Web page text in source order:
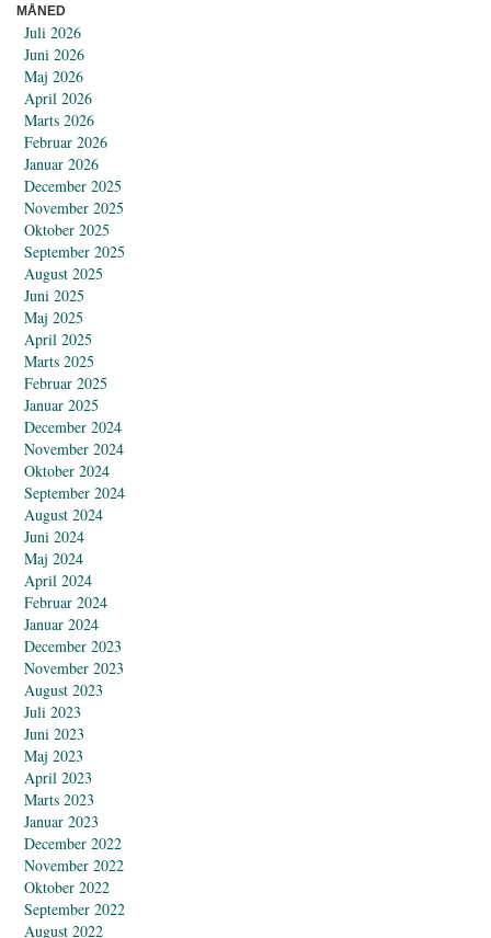
MÅNED
Juli 2026
Juni 2026
Maj 2026
April 2026
Marts 2026
Februar 2026
Januar 2026
December 2025
November 2025
Oktober 2025
September 2025
August 2025
Juni 2025
Maj 2025
April 2025
Marts 2025
Februar 2025
Januar 2025
December 2024
November 2024
Oktober 2024
September 2024
August 2024
Juni 2024
Maj 2024
April 2024
Februar 2024
Januar 2024
December 2023
November 2023
August 2023
Juli 2023
Juni 2023
Maj 2023
April 2023
Marts 2023
Januar 2023
December 2022
November 2022
Oktober 2022
September 2022
August 2022